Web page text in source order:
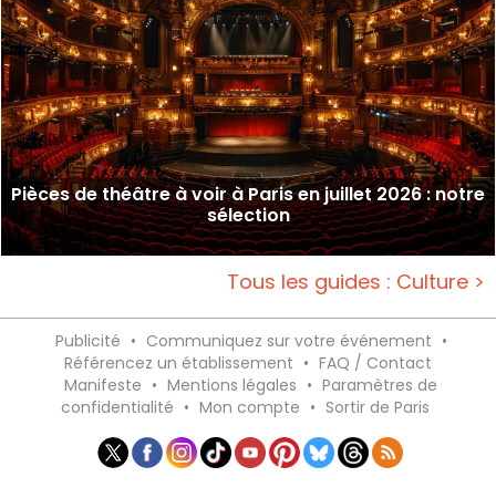
Pièces de théâtre à voir à Paris en juillet 2026 : notre
sélection
Tous les guides : Culture >
Publicité • Communiquez sur votre événement •
Référencez un établissement • FAQ / Contact
Manifeste • Mentions légales • Paramètres de
confidentialité • Mon compte • Sortir de Paris